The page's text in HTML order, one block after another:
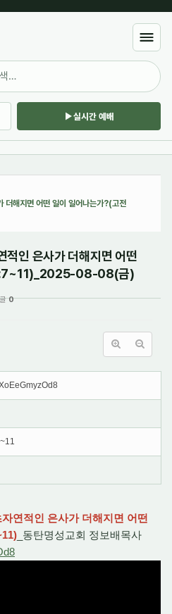
실시간 예배
더해지면 어떤 일이 일어나는가?(고전
적인 은사가 더해지면 어떤
08-08(금)
0
연적인 은사가 더해지면 어떤
_동탄명성교회 정보배목사
케치북5
케치북5